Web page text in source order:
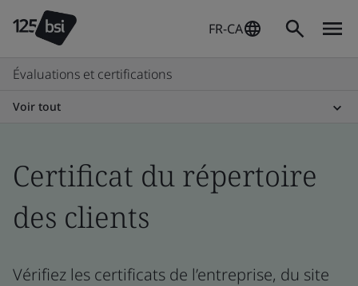
FR-CA
Évaluations et certifications
Voir tout
Certificat du répertoire
des clients
Vérifiez les certificats de l’entreprise, du site